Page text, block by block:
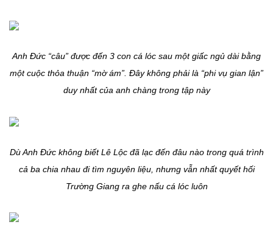
Anh Đức “câu” được đến 3 con cá lóc sau một giấc ngủ dài bằng
một cuộc thỏa thuận “mờ ám”. Đây không phải là “phi vụ gian lận”
duy nhất của anh chàng trong tập này
Dù Anh Đức không biết Lê Lộc đã lạc đến đâu nào trong quá trình
cả ba chia nhau đi tìm nguyên liệu, nhưng vẫn nhất quyết hối
Trường Giang ra ghe nấu cá lóc luôn